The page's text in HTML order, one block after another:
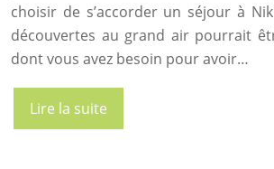
choisir de s’accorder un séjour à
découvertes au grand air pourrait
dont vous avez besoin pour avoir…
Lire la suite